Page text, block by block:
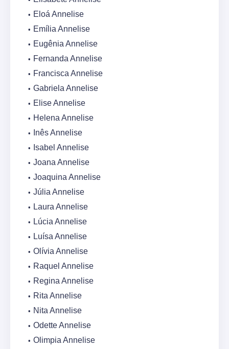
Eloá Annelise
Emília Annelise
Eugênia Annelise
Fernanda Annelise
Francisca Annelise
Gabriela Annelise
Elise Annelise
Helena Annelise
Inês Annelise
Isabel Annelise
Joana Annelise
Joaquina Annelise
Júlia Annelise
Laura Annelise
Lúcia Annelise
Luísa Annelise
Olívia Annelise
Raquel Annelise
Regina Annelise
Rita Annelise
Nita Annelise
Odette Annelise
Olimpia Annelise